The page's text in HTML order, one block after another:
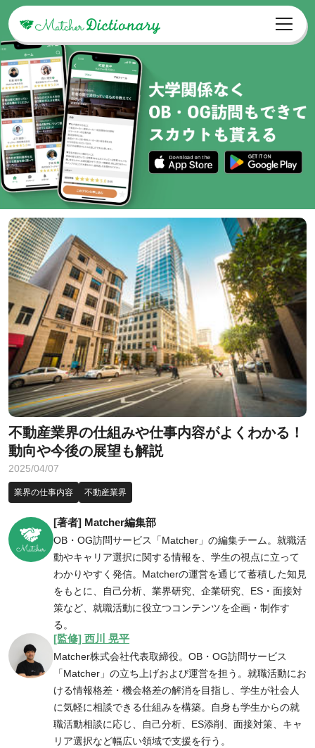
不動産業界の仕組みや仕事内容がよくわかる！
動向や今後の展望も解説
2025/04/07
業界の仕事内容 不動産業界
[著者] Matcher編集部
OB・OG訪問サービス「Matcher」の編集チーム。就職活
動やキャリア選択に関する情報を、学生の視点に立って
わかりやすく発信。Matcherの運営を通じて蓄積した知見
をもとに、自己分析、業界研究、企業研究、ES・面接対
策など、就職活動に役立つコンテンツを企画・制作す
る。
[監修] 西川 晃平
Matcher株式会社代表取締役。OB・OG訪問サービス
「Matcher」の立ち上げおよび運営を担う。就職活動にお
ける情報格差・機会格差の解消を目指し、学生が社会人
に気軽に相談できる仕組みを構築。自身も学生からの就
職活動相談に応じ、自己分析、ES添削、面接対策、キャ
リア選択など幅広い領域で支援を行う。